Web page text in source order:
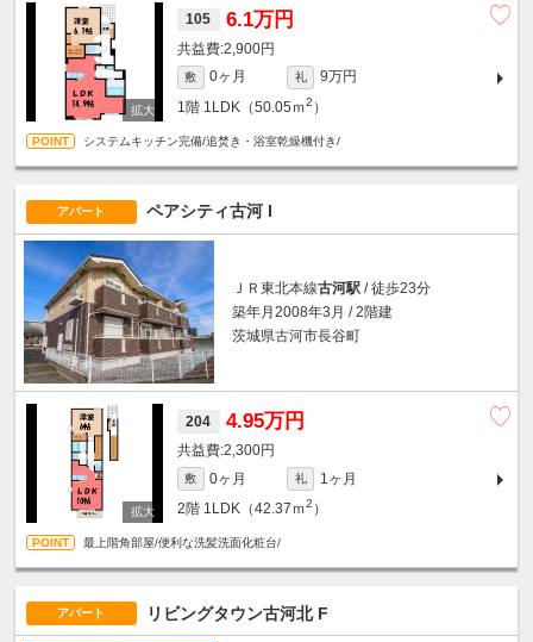
105 6.1万円
2,900円
敷 0ヶ月 礼
9万円
1階 1LDK（50.05ｍ2 ）
システムキッチン完備/追焚き・浴室乾燥機付き/
アパート ペアシティ古河 I
ＪＲ東北本線古河駅 / 徒歩23分
築年月2008年3月 / 2階建
茨城県古河市長谷町
204 4.95万円
2,300円
敷 0ヶ月 礼
1ヶ月
2階 1LDK（42.37ｍ2 ）
最上階角部屋/便利な洗髪洗面化粧台/
アパート リビングタウン古河北 F